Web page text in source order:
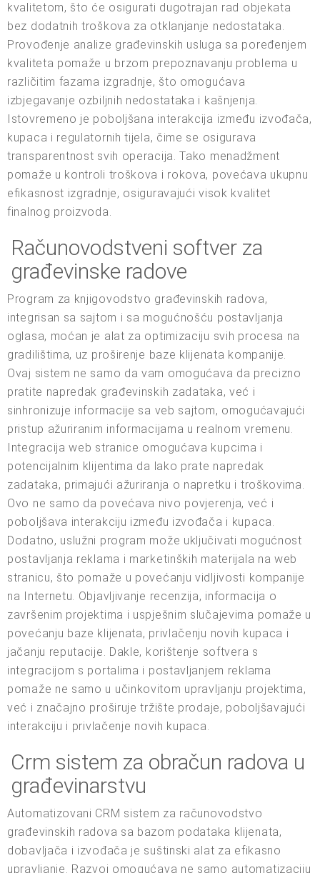
kvalitetom, što će osigurati dugotrajan rad objekata
bez dodatnih troškova za otklanjanje nedostataka.
Provođenje analize građevinskih usluga sa poređenjem
kvaliteta pomaže u brzom prepoznavanju problema u
različitim fazama izgradnje, što omogućava
izbjegavanje ozbiljnih nedostataka i kašnjenja.
Istovremeno je poboljšana interakcija između izvođača,
kupaca i regulatornih tijela, čime se osigurava
transparentnost svih operacija. Tako menadžment
pomaže u kontroli troškova i rokova, povećava ukupnu
efikasnost izgradnje, osiguravajući visok kvalitet
finalnog proizvoda.
Računovodstveni softver za
građevinske radove
Program za knjigovodstvo građevinskih radova,
integrisan sa sajtom i sa mogućnošću postavljanja
oglasa, moćan je alat za optimizaciju svih procesa na
gradilištima, uz proširenje baze klijenata kompanije.
Ovaj sistem ne samo da vam omogućava da precizno
pratite napredak građevinskih zadataka, već i
sinhronizuje informacije sa veb sajtom, omogućavajući
pristup ažuriranim informacijama u realnom vremenu.
Integracija web stranice omogućava kupcima i
potencijalnim klijentima da lako prate napredak
zadataka, primajući ažuriranja o napretku i troškovima.
Ovo ne samo da povećava nivo povjerenja, već i
poboljšava interakciju između izvođača i kupaca.
Dodatno, uslužni program može uključivati mogućnost
postavljanja reklama i marketinških materijala na web
stranicu, što pomaže u povećanju vidljivosti kompanije
na Internetu. Objavljivanje recenzija, informacija o
završenim projektima i uspješnim slučajevima pomaže u
povećanju baze klijenata, privlačenju novih kupaca i
jačanju reputacije. Dakle, korištenje softvera s
integracijom s portalima i postavljanjem reklama
pomaže ne samo u učinkovitom upravljanju projektima,
već i značajno proširuje tržište prodaje, poboljšavajući
interakciju i privlačenje novih kupaca.
Crm sistem za obračun radova u
građevinarstvu
Automatizovani CRM sistem za računovodstvo
građevinskih radova sa bazom podataka klijenata,
dobavljača i izvođača je suštinski alat za efikasno
upravljanje. Razvoj omogućava ne samo automatizaciju